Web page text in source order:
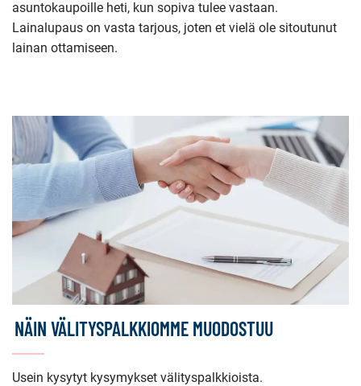
asuntokaupoille heti, kun sopiva tulee vastaan.
Lainalupaus on vasta tarjous, joten et vielä ole sitoutunut
lainan ottamiseen.
NÄIN VÄLITYSPALKKIOMME MUODOSTUU
Usein kysytyt kysymykset välityspalkkioista.